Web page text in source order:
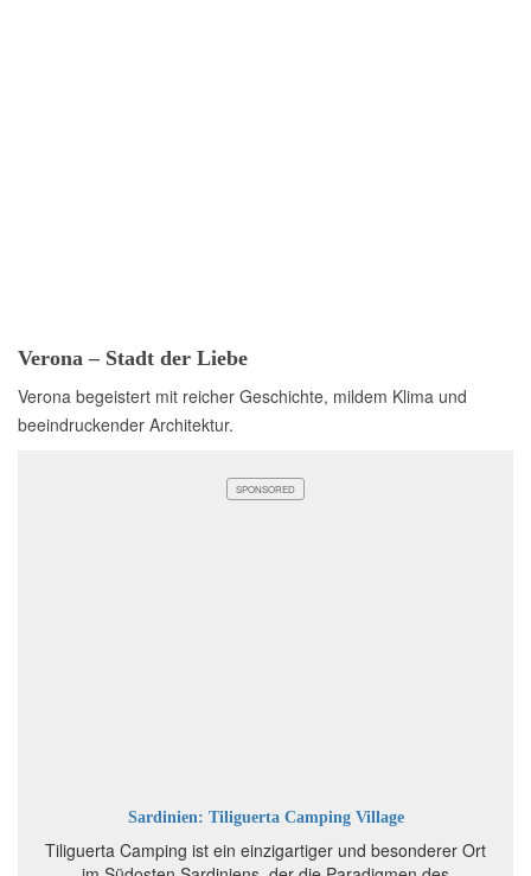
Verona – Stadt der Liebe
Verona begeistert mit reicher Geschichte, mildem Klima und
beeindruckender Architektur.
SPONSORED
Sardinien: Tiliguerta Camping Village
Tiliguerta Camping ist ein einzigartiger und besonderer Ort